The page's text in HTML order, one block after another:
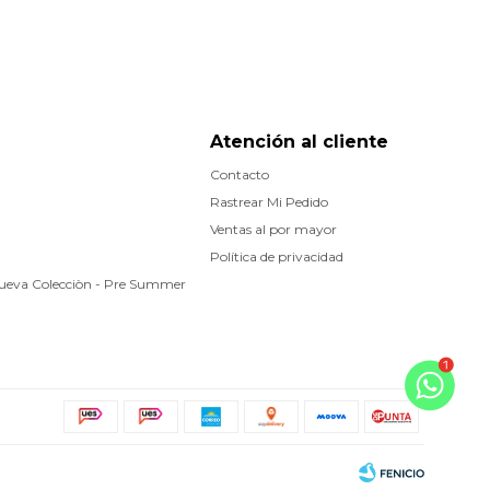
Atención al cliente
Contacto
Rastrear Mi Pedido
Ventas al por mayor
Política de privacidad
Colecciòn - Pre Summer